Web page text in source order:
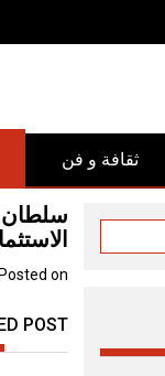
ثقافة و فن
سلطان
Posted on
POST